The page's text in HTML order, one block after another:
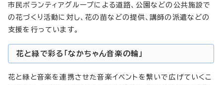
市民ボランティアグループによる道路、公園などの公共施設で
の花づくり活動に対し、花の苗などの提供、講師の派遣などの
支援を行っています。
花と緑で彩る「なかちゃん音楽の輪」
花と緑と音楽を連携させた音楽イベントを繋いで広げていくこ